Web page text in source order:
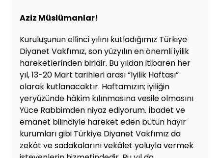
Aziz Müslümanlar!
Kuruluşunun ellinci yılını kutladığımız Türkiye
Diyanet Vakfımız, son yüzyılın en önemli iyilik
hareketlerinden biridir. Bu yıldan itibaren her
yıl, 13-20 Mart tarihleri arası “İyilik Haftası”
olarak kutlanacaktır. Haftamızın; iyiliğin
yeryüzünde hâkim kılınmasına vesile olmasını
Yüce Rabbimden niyaz ediyorum. İbadet ve
emanet bilinciyle hareket eden bütün hayır
kurumları gibi Türkiye Diyanet Vakfımız da
zekât ve sadakalarını vekâlet yoluyla vermek